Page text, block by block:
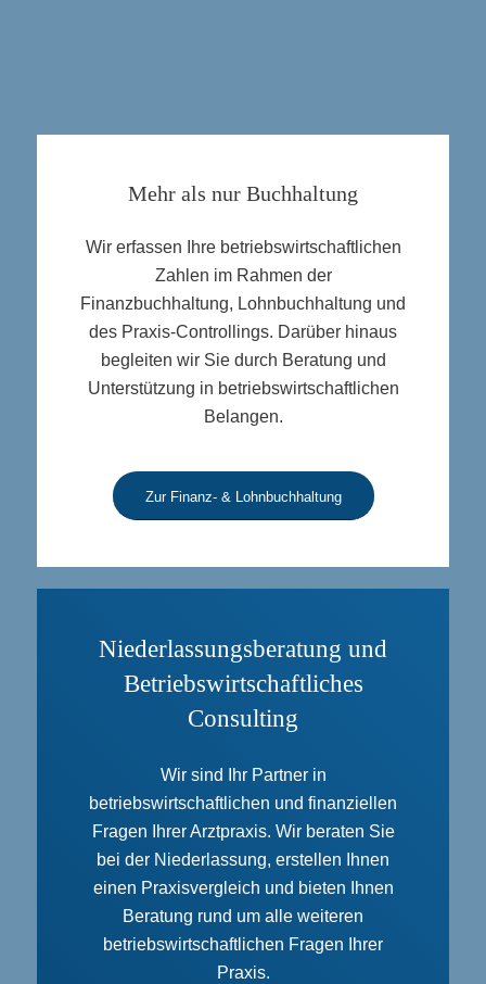
Mehr als nur Buchhaltung
Wir erfassen Ihre betriebswirtschaftlichen
Zahlen im Rahmen der
Finanzbuchhaltung, Lohnbuchhaltung und
des Praxis-Controllings. Darüber hinaus
begleiten wir Sie durch Beratung und
Unterstützung in betriebswirtschaftlichen
Belangen.
Zur Finanz- & Lohnbuchhaltung
Niederlassungsberatung und
Betriebswirtschaftliches
Consulting
Wir sind Ihr Partner in
betriebswirtschaftlichen und finanziellen
Fragen Ihrer Arztpraxis. Wir beraten Sie
bei der Niederlassung, erstellen Ihnen
einen Praxisvergleich und bieten Ihnen
Beratung rund um alle weiteren
betriebswirtschaftlichen Fragen Ihrer
Praxis.